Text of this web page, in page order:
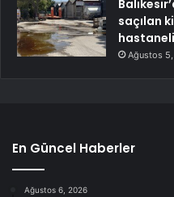
saçılan
Ağustos
En Güncel Haberler
Ağustos 6, 2026